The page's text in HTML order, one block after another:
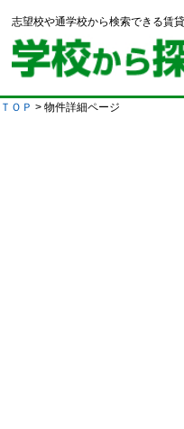
志望校や通学校から検索できる賃
ＴＯＰ > 物件詳細ページ